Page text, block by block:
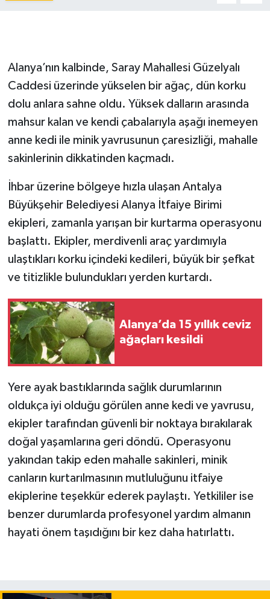
Alanya’nın kalbinde, Saray Mahallesi Güzelyalı
Caddesi üzerinde yükselen bir ağaç, dün korku
dolu anlara sahne oldu. Yüksek dalların arasında
mahsur kalan ve kendi çabalarıyla aşağı inemeyen
anne kedi ile minik yavrusunun çaresizliği, mahalle
sakinlerinin dikkatinden kaçmadı.
İhbar üzerine bölgeye hızla ulaşan Antalya
Büyükşehir Belediyesi Alanya İtfaiye Birimi
ekipleri, zamanla yarışan bir kurtarma operasyonu
başlattı. Ekipler, merdivenli araç yardımıyla
ulaştıkları korku içindeki kedileri, büyük bir şefkat
ve titizlikle bulundukları yerden kurtardı.
Alanya’da 15 yıllık ceviz
ağaçları kesildi
Yere ayak bastıklarında sağlık durumlarının
oldukça iyi olduğu görülen anne kedi ve yavrusu,
ekipler tarafından güvenli bir noktaya bırakılarak
doğal yaşamlarına geri döndü. Operasyonu
yakından takip eden mahalle sakinleri, minik
canların kurtarılmasının mutluluğunu itfaiye
ekiplerine teşekkür ederek paylaştı. Yetkililer ise
benzer durumlarda profesyonel yardım almanın
hayati önem taşıdığını bir kez daha hatırlattı.